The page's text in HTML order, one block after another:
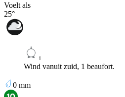
Voelt als
25°
1
Wind vanuit zuid, 1 beaufort.
0 mm